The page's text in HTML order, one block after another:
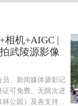
相机+AIGC |
武陵源影像
员、新闻媒体摄影记
可免费、无限次进
林公园）及各支持...